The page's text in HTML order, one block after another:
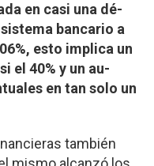
en casi una dé­
bancario a
esto implica un
el 40% y un au­
en tan solo un
también